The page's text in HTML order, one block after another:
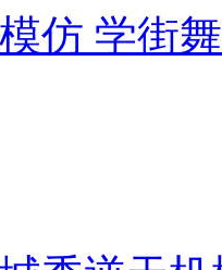
仿 学街